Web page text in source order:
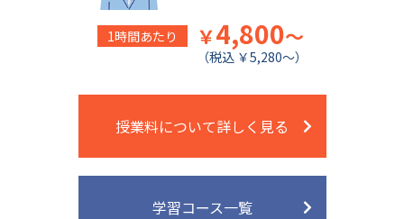
1時間あたり ￥4,800～
（税込 ￥5,280～）
授業料について詳しく見る
学習コース一覧